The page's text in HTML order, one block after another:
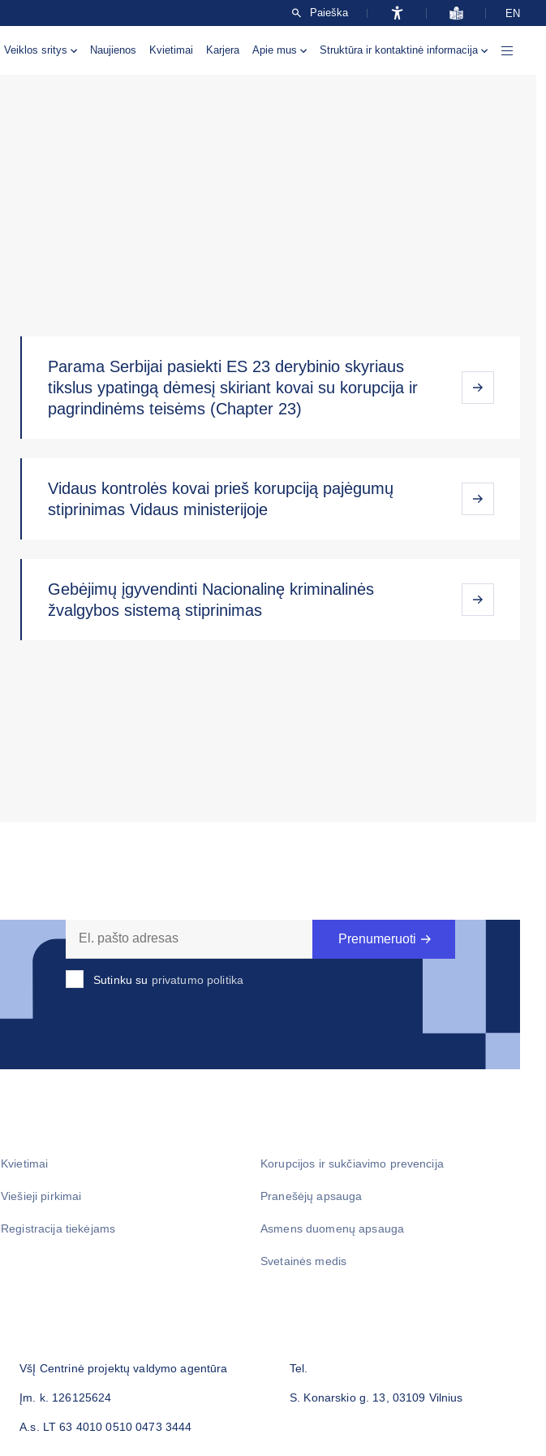
Paieška EN
Veiklos sritys Naujienos Kvietimai Karjera Apie mus Struktūra ir kontaktinė informacija
Parama Serbijai pasiekti ES 23 derybinio skyriaus
tikslus ypatingą dėmesį skiriant kovai su korupcija ir
pagrindinėms teisėms (Chapter 23)
Vidaus kontrolės kovai prieš korupciją pajėgumų
stiprinimas Vidaus ministerijoje
Gebėjimų įgyvendinti Nacionalinę kriminalinės
žvalgybos sistemą stiprinimas
Sutinku su privatumo politika
Prenumeruoti
Kvietimai
Viešieji pirkimai
Registracija tiekėjams
Korupcijos ir sukčiavimo prevencija
Pranešėjų apsauga
Asmens duomenų apsauga
Svetainės medis
VšĮ Centrinė projektų valdymo agentūra
Įm. k. 126125624
A.s. LT 63 4010 0510 0473 3444
Tel.
S. Konarskio g. 13, 03109 Vilnius